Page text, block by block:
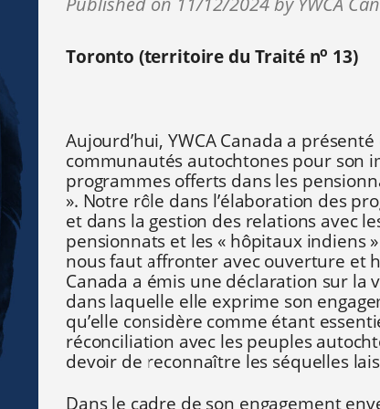
Toronto (territoire du Traité no 13)
Aujourd’hui, YWCA Canada a
communautés autochtones pour son
programmes offerts dans les
». Notre rôle dans l’élaboration des
et dans la gestion des relations avec
pensionnats et les « hôpitaux indiens
nous faut affronter avec ouverture et
Canada a émis une déclaration sur la
dans laquelle elle exprime son
qu’elle considère comme étant
réconciliation avec les peuples
devoir de reconnaître les séquelles
Dans le cadre de son engagement